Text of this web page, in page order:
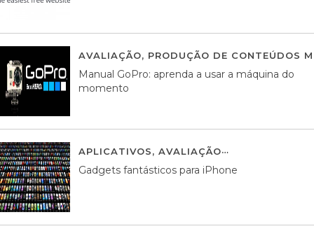
AVALIAÇÃO, PRODUÇÃO DE CONTEÚDOS
Manual GoPro: aprenda a usar a máquina do
momento
APLICATIVOS, AVALIAÇÃO
Gadgets fantásticos para iPhone